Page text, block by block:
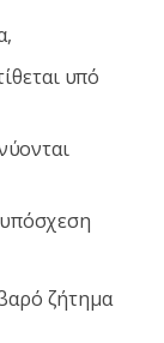
υπό
ζήτημα